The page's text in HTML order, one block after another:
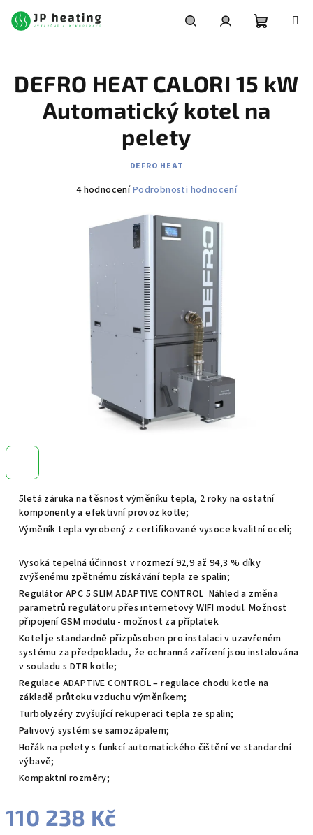
obsah
košík
5letá záruka na těsnost výměníku tepla, 2 roky na ostatní
komponenty a efektivní provoz kotle;
Výměník tepla vyrobený z certifikované vysoce kvalitní oceli;
Vysoká tepelná účinnost v rozmezí 92,9 až 94,3 % díky
zvýšenému zpětnému získávání tepla ze spalin;
Regulátor APC 5 SLIM ADAPTIVE CONTROL Náhled a změna
parametrů regulátoru přes internetový WIFI modul. Možnost
připojení GSM modulu - možnost za příplatek
Kotel je standardně přizpůsoben pro instalaci v uzavřeném
systému za předpokladu, že ochranná zařízení jsou instalována
v souladu s DTR kotle;
Regulace ADAPTIVE CONTROL – regulace chodu kotle na
základě průtoku vzduchu výměníkem;
Turbolyzéry zvyšující rekuperaci tepla ze spalin;
Palivový systém se samozápalem;
Hořák na pelety s funkcí automatického čištění ve standardní
výbavě;
Kompaktní rozměry;
110 238 Kč
DEFRO HEAT CALORI 15 kW
Automatický kotel na
pelety
DEFRO HEAT
Průměrné
hvězdiček.
4 hodnoceníPodrobnosti hodnocení